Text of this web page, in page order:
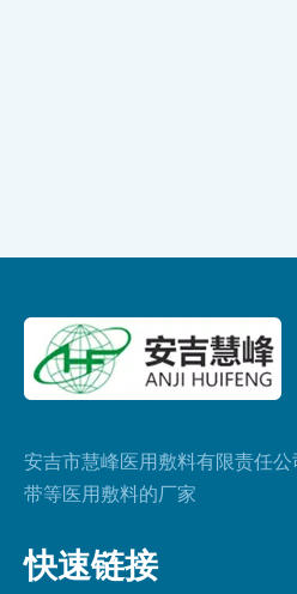
安吉市慧峰医用敷料有限责任
带等医用敷料的厂家
快速链接